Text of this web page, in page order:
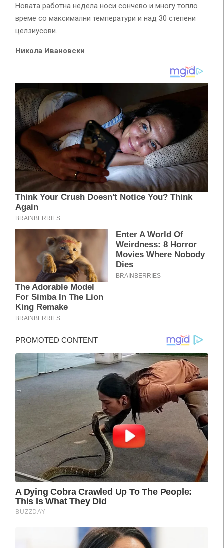
Новата работна недела носи сончево и многу топло
време со максимални температури и над 30 степени
целзиусови.
Никола Ивановски